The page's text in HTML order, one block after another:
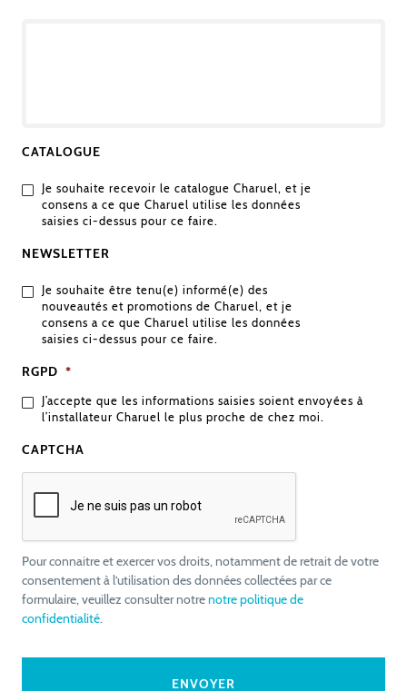
CATALOGUE
Je souhaite recevoir le catalogue Charuel, et je
consens a ce que Charuel utilise les données
saisies ci-dessus pour ce faire.
NEWSLETTER
Je souhaite être tenu(e) informé(e) des
nouveautés et promotions de Charuel, et je
consens a ce que Charuel utilise les données
saisies ci-dessus pour ce faire.
RGPD *
J’accepte que les informations saisies soient envoyées à
l’installateur Charuel le plus proche de chez moi.
CAPTCHA
Pour connaitre et exercer vos droits, notamment de retrait de votre
consentement à l’utilisation des données collectées par ce
formulaire, veuillez consulter notrenotre politique de
confidentialité.